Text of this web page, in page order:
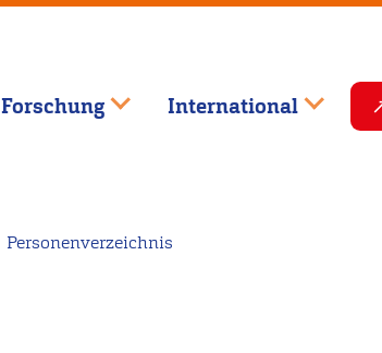
Forschung International
Personenverzeichnis